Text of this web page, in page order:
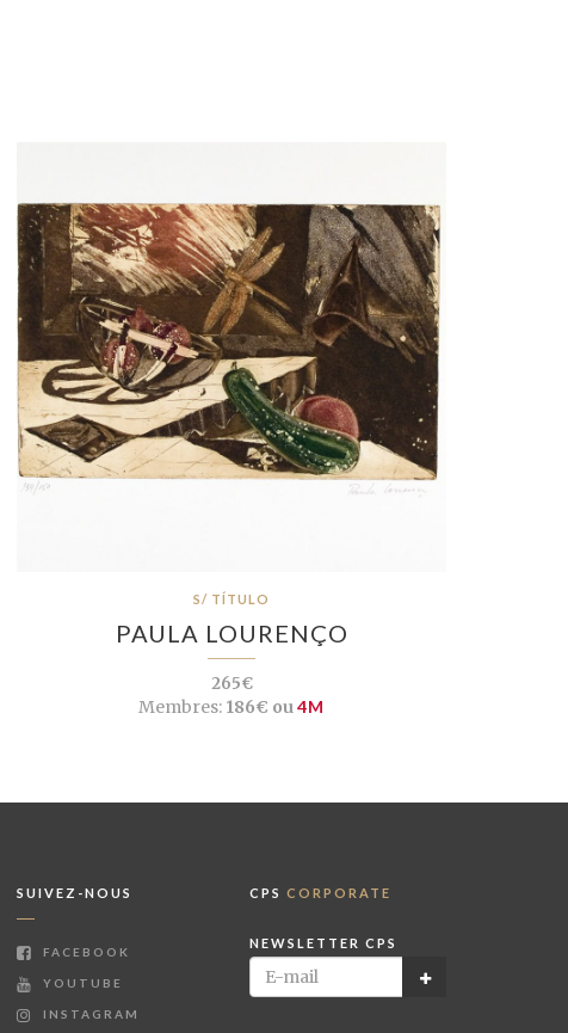
S/ TÍTULO
PAULA LOURENÇO
265€
Membres: 186€ ou4M
SUIVEZ-NOUS
FACEBOOK
YOUTUBE
INSTAGRAM
CPS CORPORATE
NEWSLETTER CPS